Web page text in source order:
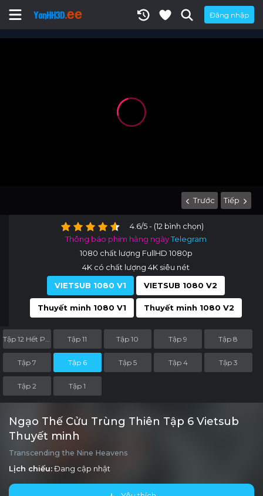
Đăng nhập
Trước Tiếp
4.6/5 - (12 bình chọn)
Thông báo phim hằng ngàyTelegram
1080 chất lượng FullHD 1080p
4K có chất lượng 4K siêu nét
VIETSUB 1080 V1
VIETSUB 1080 V2
Thuyết minh 1080 V1 Thuyết minh 1080 V2
Tập 11 Tập 10 Tập 9 Tập 8
Tập 7 Tập 6 Tập 5 Tập 4 Tập 3
Tập 2 Tập 1
Ngạo Thế Cửu Trùng Thiên Tập 6 Vietsub
Thuyết minh
Transcending the Nine Heavens
Lịch chiếu:Đang cập nhật